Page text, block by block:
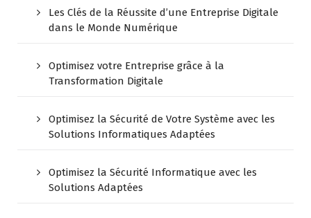
Les Clés de la Réussite d’une Entreprise Digitale
dans le Monde Numérique
Optimisez votre Entreprise grâce à la
Transformation Digitale
Optimisez la Sécurité de Votre Système avec les
Solutions Informatiques Adaptées
Optimisez la Sécurité Informatique avec les
Solutions Adaptées